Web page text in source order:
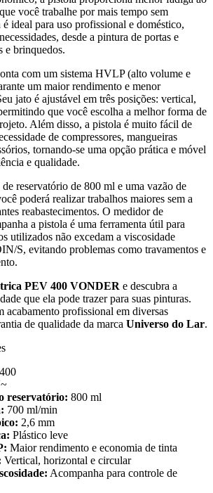
você trabalhe por mais tempo sem
ideal para uso profissional e doméstico,
desde a pintura de portas e
e brinquedos.
com um sistema HVLP (alto volume e
um maior rendimento e menor
jato é ajustável em três posições: vertical,
que você escolha a melhor forma de
Além disso, a pistola é muito fácil de
de compressores, mangueiras
tornando-se uma opção prática e móvel
e qualidade.
reservatório de 800 ml e uma vazão de
poderá realizar trabalhos maiores sem a
reabastecimentos. O medidor de
a pistola é uma ferramenta útil para
utilizados não excedam a viscosidade
S, evitando problemas como travamentos e
PEV 400 VONDER e descubra a
que ela pode trazer para suas pinturas.
acabamento profissional em diversas
de qualidade da marca Universo do Lar.
reservatório: 800 ml
700 ml/min
2,6 mm
Plástico leve
Maior rendimento e economia de tinta
Vertical, horizontal e circular
Acompanha para controle de